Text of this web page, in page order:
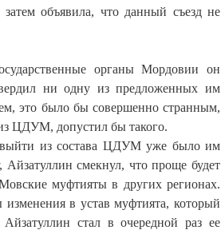
объявила, что данный съезд не
органы Мордовии он
ни одну из предложенных им
это было бы совершенно странным,
ЦДУМ, допустил бы такого.
выйти из состава ЦДУМ уже было им
Айзатуллин смекнул, что проще будет
муфтияты в других регионах.
в устав муфтията, который
Айзатуллин стал в очередной раз ее